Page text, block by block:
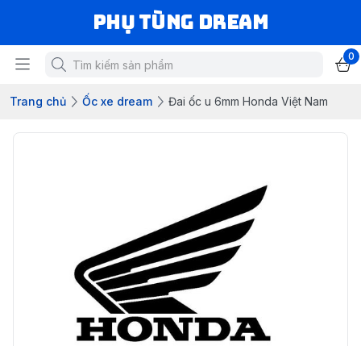
Phụ Tùng Dream
0
Trang chủ Ốc xe dream Đai ốc u 6mm Honda Việt Nam